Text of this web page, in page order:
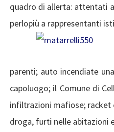
quadro di allerta: attentati
perlopiù a rappresentanti
parenti; auto incendiate
capoluogo; il Comune di
infiltrazioni mafiose; racket
droga, furti nelle abitazioni